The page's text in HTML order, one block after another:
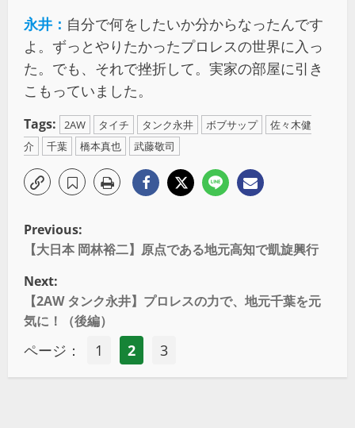
永井： 自分で何をしたいか分からなったんです
よ。ずっとやりたかったプロレスの世界に入っ
た。でも、それで挫折して。実家の部屋に引き
こもっていました。
Tags: 2AW タイチ タンク永井 ボブサップ
佐々木健
介
千葉 橋本真也 武藤敬司
Previous:
【大日本 岡林裕二】原点である地元高知で凱旋興行
Next:
【2AW タンク永井】プロレスの力で、地元千葉を元
気に！（後編）
ページ： 1 2 3